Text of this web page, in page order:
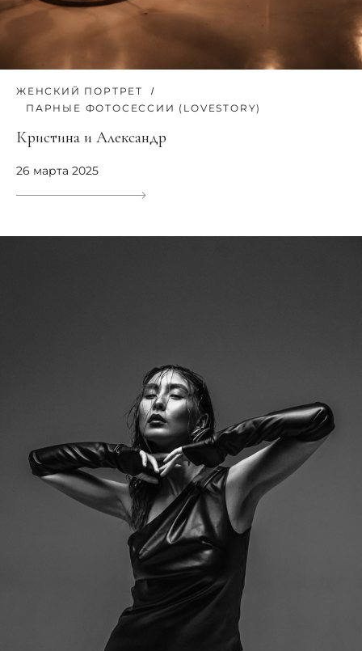
ЖЕНСКИЙ ПОРТРЕТ
ПАРНЫЕ ФОТОСЕССИИ (LOVESTORY)
Кристина и Александр
26 марта 2025